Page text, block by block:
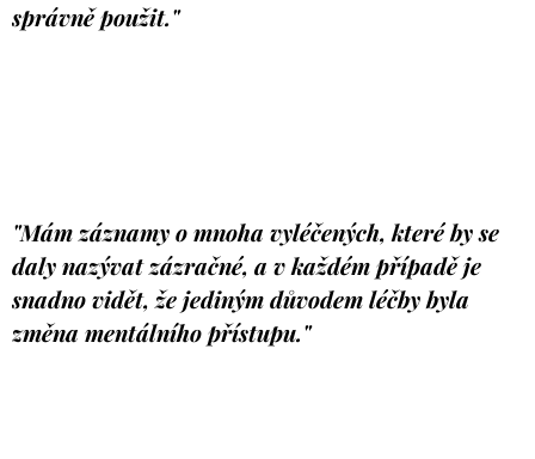
správně použit."
"Mám záznamy o mnoha vyléčených, které by se
daly nazývat zázračné, a v každém případě je
snadno vidět, že jediným důvodem léčby byla
změna mentálního přístupu."